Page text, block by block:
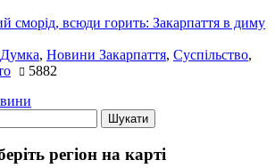
сморід, всюди горить: Закарпаття в диму
Думка, Новини Закарпаття, Суспільство,
5882
регіон на карті